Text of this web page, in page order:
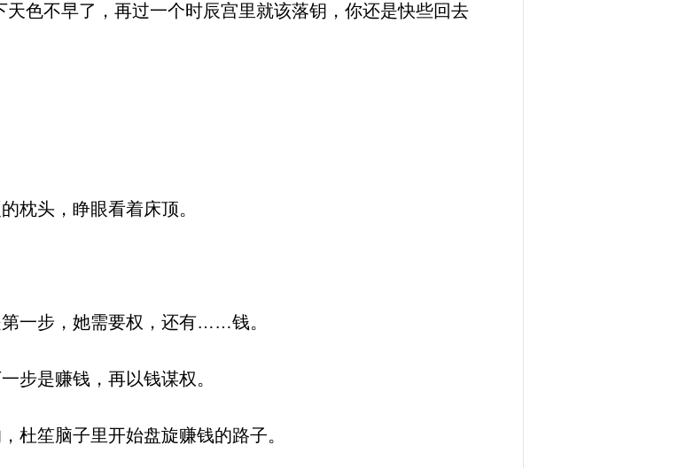
色不早了，再过一个时辰宫里就该落钥，你还是快些回去
枕头，睁眼看着床顶。
一步，她需要权，还有……钱。
步是赚钱，再以钱谋权。
笙脑子里开始盘旋赚钱的路子。